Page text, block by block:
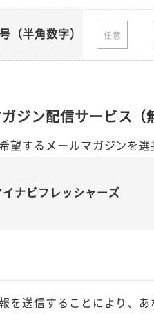
（半角数字） 任意
ジン配信サービス（
望するメールマガジンを選
イナビフレッシャーズ
を送信することにより、